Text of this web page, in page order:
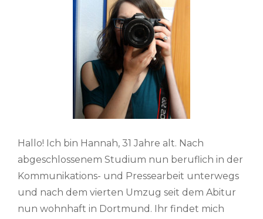
Hallo! Ich bin Hannah, 31 Jahre alt. Nach
abgeschlossenem Studium nun beruflich in der
Kommunikations- und Pressearbeit unterwegs
und nach dem vierten Umzug seit dem Abitur
nun wohnhaft in Dortmund. Ihr findet mich